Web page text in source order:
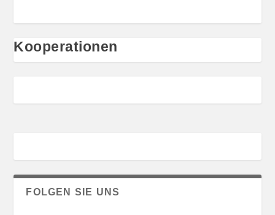
Kooperationen
FOLGEN SIE UNS